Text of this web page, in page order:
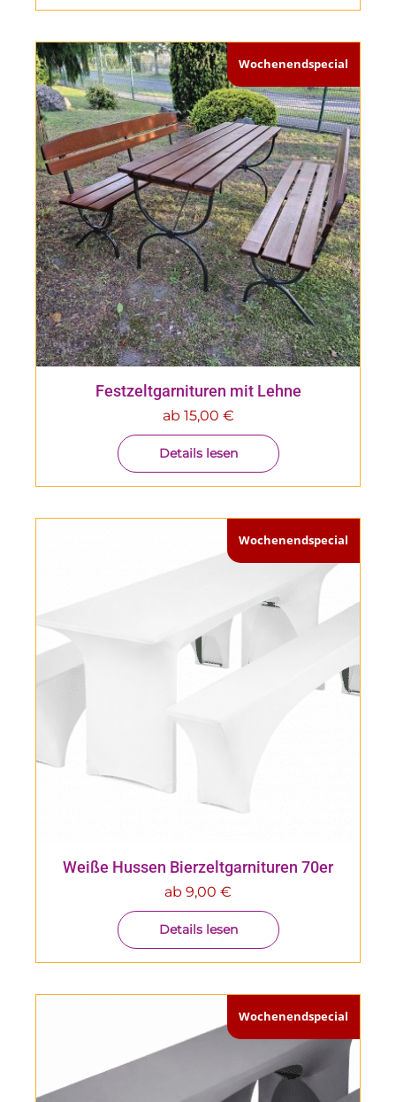
Wochenendspecial
Festzeltgarnituren mit Lehne
ab 15,00 €
Details lesen
Wochenendspecial
Weiße Hussen Bierzeltgarnituren 70er
ab 9,00 €
Details lesen
Wochenendspecial